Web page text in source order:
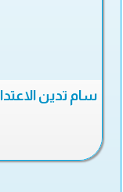
سام تدين